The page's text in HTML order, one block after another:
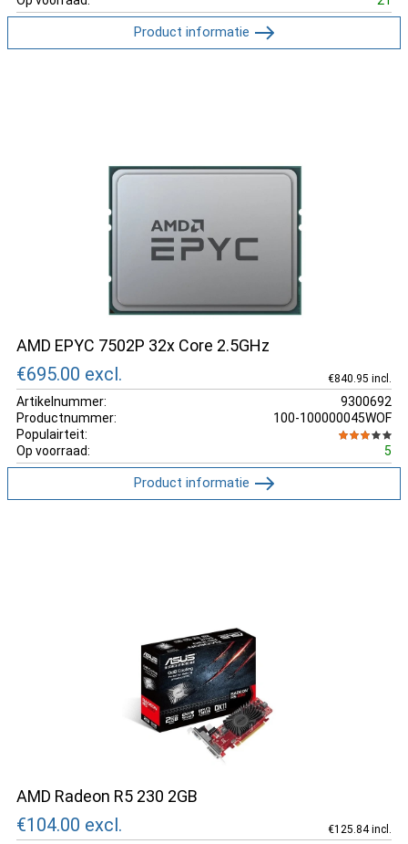
Product informatie
AMD EPYC 7502P 32x Core 2.5GHz
€695.00 excl. €840.95 incl.
Artikelnummer:
9300692
Productnummer:
100-100000045WOF
Populairteit:
Op voorraad:
5
Product informatie
AMD Radeon R5 230 2GB
€104.00 excl. €125.84 incl.